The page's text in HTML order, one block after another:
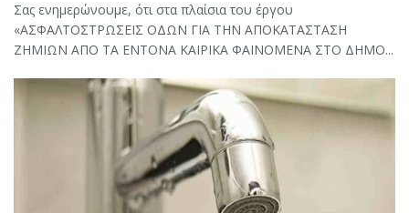
Σας ενημερώνουμε, ότι στα πλαίσια του έργου
«ΑΣΦΑΛΤΟΣΤΡΩΣΕΙΣ ΟΔΩΝ ΓΙΑ ΤΗΝ ΑΠΟΚΑΤΑΣΤΑΣΗ
ΖΗΜΙΩΝ ΑΠΟ ΤΑ ΕΝΤΟΝΑ ΚΑΙΡΙΚΑ ΦΑΙΝΟΜΕΝΑ ΣΤΟ ΔΗΜΟ...